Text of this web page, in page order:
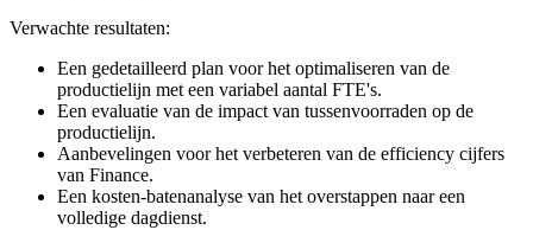
Verwachte resultaten:
Een gedetailleerd plan voor het optimaliseren van de
productielijn met een variabel aantal FTE's.
Een evaluatie van de impact van tussenvoorraden op de
productielijn.
Aanbevelingen voor het verbeteren van de efficiency cijfers
van Finance.
Een kosten-batenanalyse van het overstappen naar een
volledige dagdienst.